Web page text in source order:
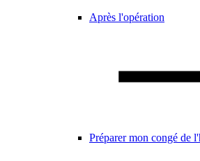
Après l'opération
Préparer mon congé de